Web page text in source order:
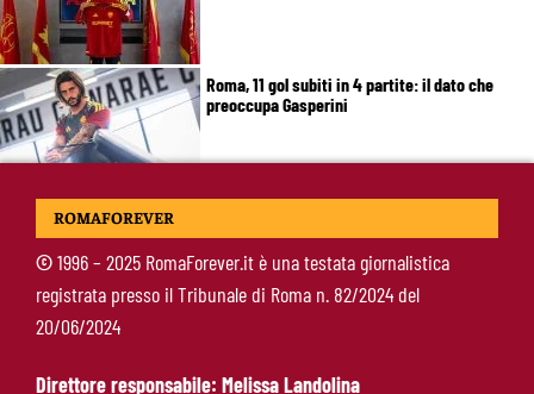
Roma, 11 gol subiti in 4 partite: il dato che
preoccupa Gasperini
Gasperini boccia la Roma: “Partita pessima”.
ROMAFOREVER
©1996 – 2025 RomaForever.it è una testata giornalistica
registrata presso il Tribunale di Roma n. 82/2024 del
20/06/2024
Direttore responsabile: Melissa Landolina